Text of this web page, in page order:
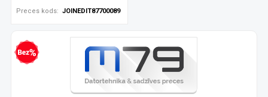
Preces kods: JOINEDIT87700089
kredīts